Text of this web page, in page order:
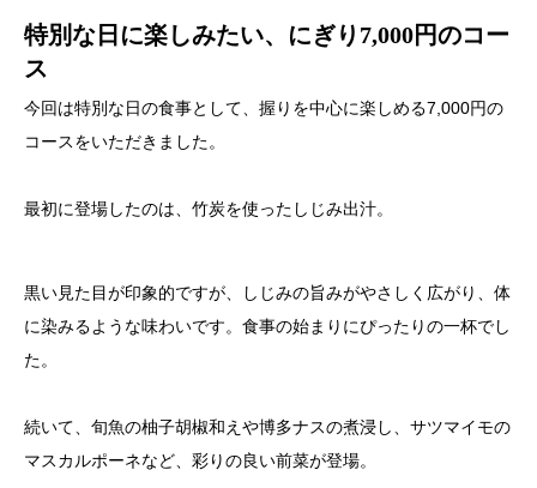
特別な日に楽しみたい、にぎり7,000円のコー
ス
今回は特別な日の食事として、握りを中心に楽しめる7,000円の
コースをいただきました。
最初に登場したのは、竹炭を使ったしじみ出汁。
黒い見た目が印象的ですが、しじみの旨みがやさしく広がり、体
に染みるような味わいです。食事の始まりにぴったりの一杯でし
た。
続いて、旬魚の柚子胡椒和えや博多ナスの煮浸し、サツマイモの
マスカルポーネなど、彩りの良い前菜が登場。